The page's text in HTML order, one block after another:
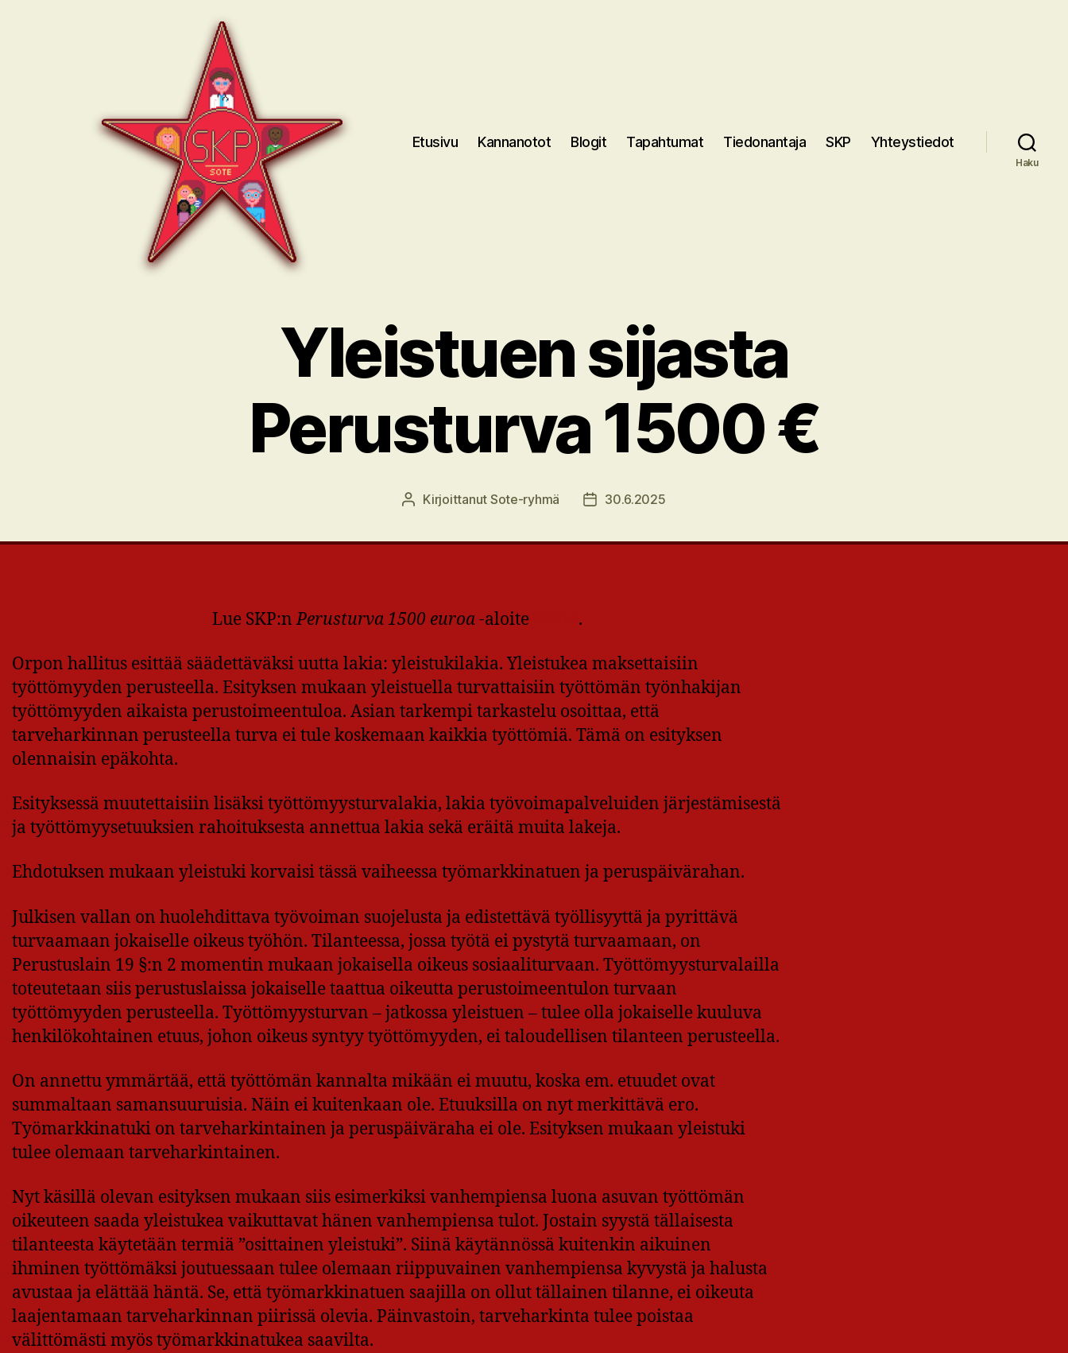
Etusivu Kannanotot Blogit Tapahtumat Tiedonantaja SKP Yhteystiedot
Haku
Yleistuen sijasta
Perusturva 1500 €
Kirjoittaja
Kirjoittanut Sote-ryhmä Julkaisupäivämäärä
30.6.2025
Lue SKP:nPerusturva 1500 euroa-aloite .
Orpon hallitus esittää säädettäväksi uutta lakia: yleistukilakia. Yleistukea maksettaisiin
työttömyyden perusteella. Esityksen mukaan yleistuella turvattaisiin työttömän työnhakijan
työttömyyden aikaista perustoimeentuloa. Asian tarkempi tarkastelu osoittaa, että
tarveharkinnan perusteella turva ei tule koskemaan kaikkia työttömiä. Tämä on esityksen
olennaisin epäkohta.
Esityksessä muutettaisiin lisäksi työttömyysturvalakia, lakia työvoimapalveluiden järjestämisestä
ja työttömyysetuuksien rahoituksesta annettua lakia sekä eräitä muita lakeja.
Ehdotuksen mukaan yleistuki korvaisi tässä vaiheessa työmarkkinatuen ja peruspäivärahan.
Julkisen vallan on huolehdittava työvoiman suojelusta ja edistettävä työllisyyttä ja pyrittävä
turvaamaan jokaiselle oikeus työhön. Tilanteessa, jossa työtä ei pystytä turvaamaan, on
Perustuslain 19 §:n 2 momentin mukaan jokaisella oikeus sosiaaliturvaan. Työttömyysturvalailla
toteutetaan siis perustuslaissa jokaiselle taattua oikeutta perustoimeentulon turvaan
työttömyyden perusteella. Työttömyysturvan – jatkossa yleistuen – tulee olla jokaiselle kuuluva
henkilökohtainen etuus, johon oikeus syntyy työttömyyden, ei taloudellisen tilanteen perusteella.
On annettu ymmärtää, että työttömän kannalta mikään ei muutu, koska em. etuudet ovat
summaltaan samansuuruisia. Näin ei kuitenkaan ole. Etuuksilla on nyt merkittävä ero.
Työmarkkinatuki on tarveharkintainen ja peruspäiväraha ei ole. Esityksen mukaan yleistuki
tulee olemaan tarveharkintainen.
Nyt käsillä olevan esityksen mukaan siis esimerkiksi vanhempiensa luona asuvan työttömän
oikeuteen saada yleistukea vaikuttavat hänen vanhempiensa tulot. Jostain syystä tällaisesta
tilanteesta käytetään termiä ”osittainen yleistuki”. Siinä käytännössä kuitenkin aikuinen
ihminen työttömäksi joutuessaan tulee olemaan riippuvainen vanhempiensa kyvystä ja halusta
avustaa ja elättää häntä. Se, että työmarkkinatuen saajilla on ollut tällainen tilanne, ei oikeuta
laajentamaan tarveharkinnan piirissä olevia. Päinvastoin, tarveharkinta tulee poistaa
välittömästi myös työmarkkinatukea saavilta.